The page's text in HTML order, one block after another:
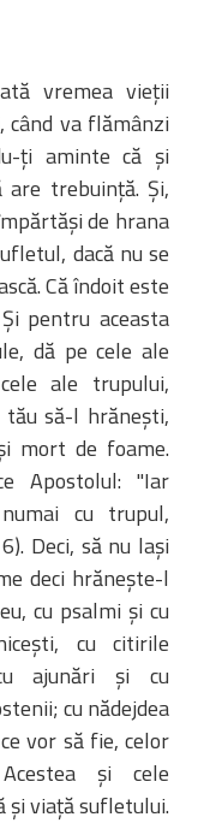
vremea vieţii
va flămânzi
ţi aminte că şi
trebuinţă. Şi,
de hrana
dacă nu se
Că îndoit este
pentru aceasta
dă pe cele ale
ale trupului,
să-l hrăneşti,
mort de foame.
Apostolul: "Iar
cu trupul,
Deci, să nu laşi
deci hrăneşte-l
cu psalmi şi cu
cu citirile
ajunări şi cu
cu nădejdea
vor să fie, celor
şi cele
şi viaţă sufletului.